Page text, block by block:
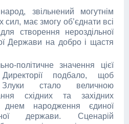
звільнений могутнім
сил, має змогу об’єднати всі
створення нероздільної
Держави на добро і щастя
політичне значення цієї
Директорії подбало, щоб
стало величною
східних та західних
днем народження єдиної
держави. Сценарій